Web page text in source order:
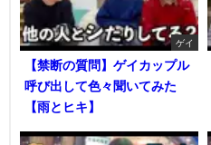
ゲイ
【禁断の質問】ゲイカップル
呼び出して色々聞いてみた
【雨とヒキ】